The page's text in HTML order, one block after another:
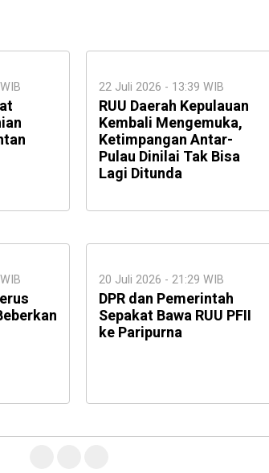
22 Juli 2026 - 13:39 WIB
RUU Daerah Kepulauan
Kembali Mengemuka,
Ketimpangan Antar-
Pulau Dinilai Tak Bisa
Lagi Ditunda
20 Juli 2026 - 21:29 WIB
DPR dan Pemerintah
Sepakat Bawa RUU PFII
ke Paripurna